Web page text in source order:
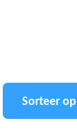
Sorteer